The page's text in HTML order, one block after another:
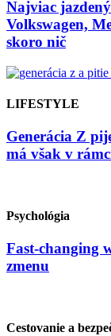
Najviac
Volkswagen,
skoro nič
LIFESTYLE
Generácia Z
má však v
Psychológia
Fast-changing
zmenu
Cestovanie a